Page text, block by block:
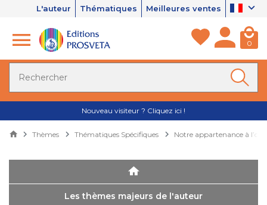
L'auteur Thématiques Meilleures ventes
0
Nouveau visiteur ? Cliquez ici !
Thèmes Thématiques Spécifiques Notre appartenance à
Les thèmes majeurs de l'auteur